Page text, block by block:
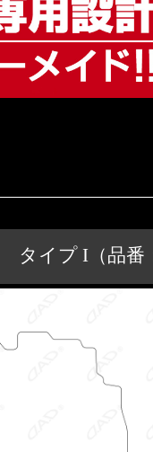
タイプ I（品番